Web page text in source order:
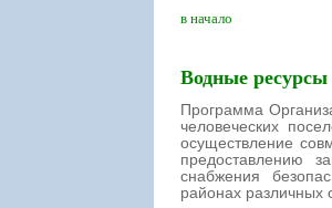
в начало
Водные ресурсы
Программа
человеческих
осуществление
предоставлению
снабжения
районах различных